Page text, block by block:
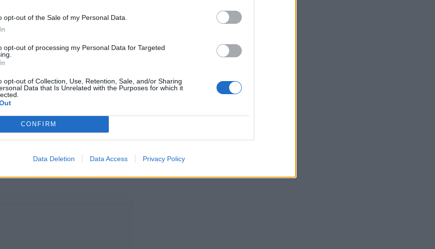
opt-out of the Sale of my Personal Data.
opt-out of processing my Personal Data for Targeted
opt-out of Collection, Use, Retention, Sale, and/or Sharing
Data that Is Unrelated with the Purposes for which it
CONFIRM
Data Deletion Data Access Privacy Policy
lukuisia ilmoituksia.
nähtiin Jyväskylän
koskevat samaa karhua.
uhkaavasti ihmisiä
karhusta